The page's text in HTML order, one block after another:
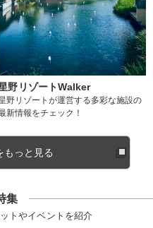
野リゾートWalker
野リゾートが運営する多彩な施設の
新情報をチェック！
もっと見る
集
トやイベントを紹介